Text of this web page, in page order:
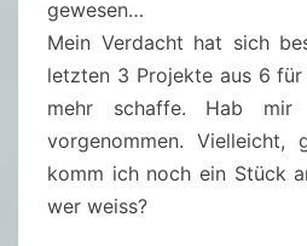
gewesen…
Mein Verdacht hat sich
letzten 3 Projekte aus 6
mehr schaffe. Hab mir
vorgenommen. Vielleicht,
komm ich noch ein Stück
wer weiss?